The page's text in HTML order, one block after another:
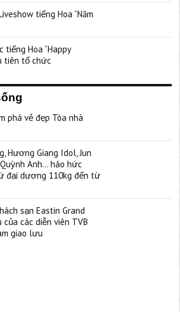
tiếng Hoa “Năm
tiếng Hoa “Happy
tiên tổ chức
phá vẻ đẹp Tòa nhà
Hương Giang Idol, Jun
Quỳnh Anh… háo hức
đại dương 110kg đến từ
sạn Eastin Grand
các diễn viên TVB
giao lưu